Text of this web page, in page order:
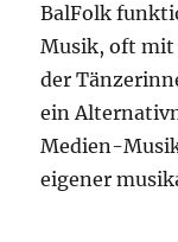
BalFolk
Musik, oft mit
der
ein
Medien-
eigener